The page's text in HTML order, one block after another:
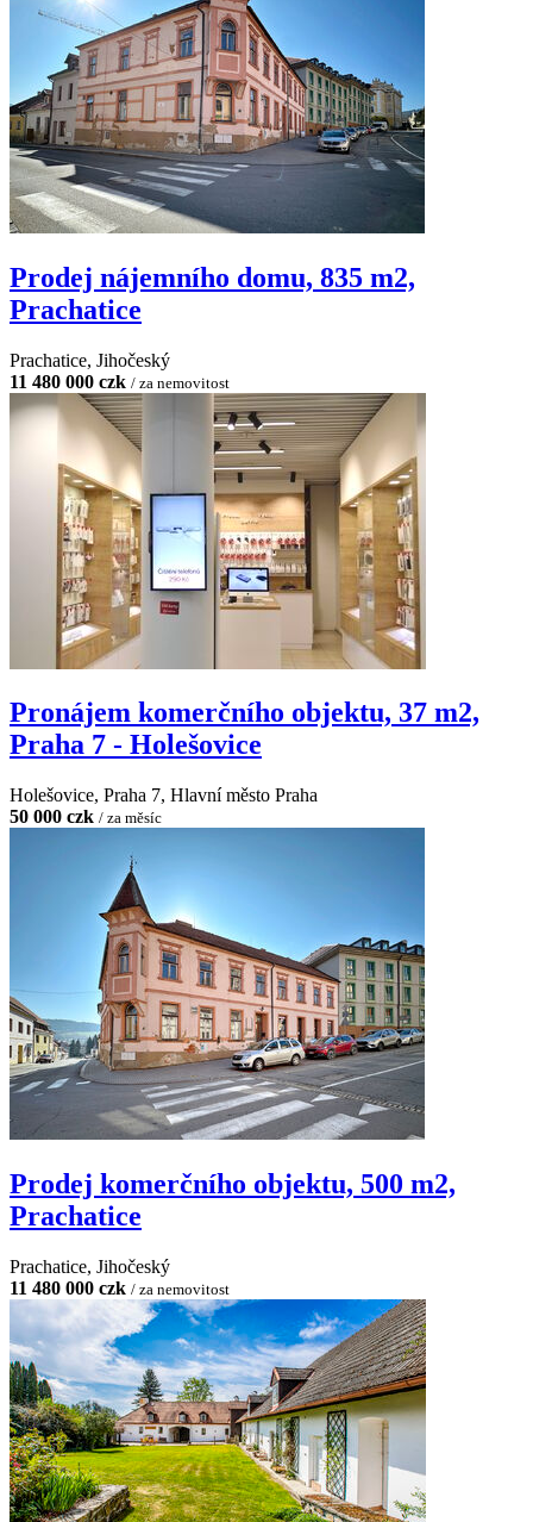
Prodej nájemního domu, 835 m2,
Prachatice
Prachatice, Jihočeský
11 480 000 czk / za nemovitost
Pronájem komerčního objektu, 37 m2,
Praha 7 - Holešovice
Holešovice, Praha 7, Hlavní město Praha
50 000 czk / za měsíc
Prodej komerčního objektu, 500 m2,
Prachatice
Prachatice, Jihočeský
11 480 000 czk / za nemovitost